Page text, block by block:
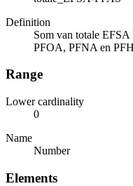
Definition
Som van totale
PFOA, PFNA en
Range
Lower cardinality
0
Name
Number
Elements